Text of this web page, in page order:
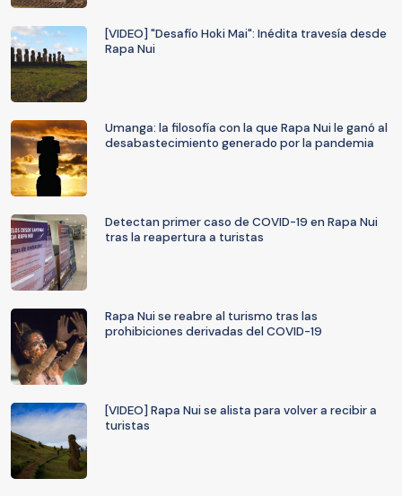
[VIDEO] "Desafío Hoki Mai": Inédita travesía desde
Rapa Nui
Umanga: la filosofía con la que Rapa Nui le ganó al
desabastecimiento generado por la pandemia
Detectan primer caso de COVID-19 en Rapa Nui
tras la reapertura a turistas
Rapa Nui se reabre al turismo tras las
prohibiciones derivadas del COVID-19
[VIDEO] Rapa Nui se alista para volver a recibir a
turistas